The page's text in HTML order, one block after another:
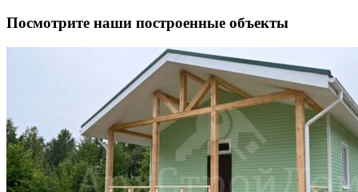
Посмотрите наши построенные объекты